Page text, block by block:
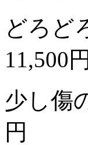
どろど
11,500円
少し傷
円